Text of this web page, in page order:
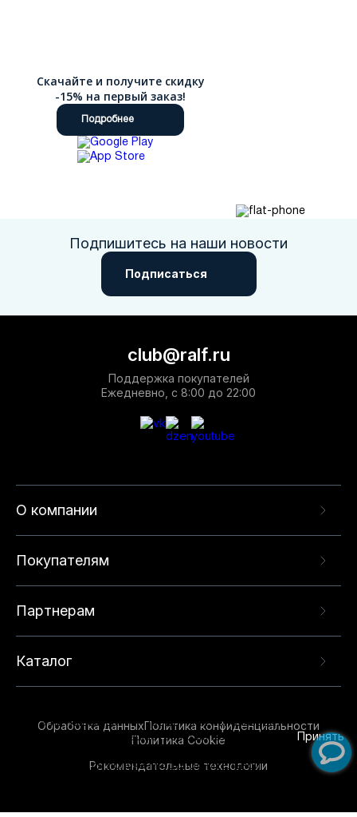
Скачайте и получите скидку
-15% на первый заказ!
Подробнее
Подпишитесь на наши новости
Подписаться
О компании
Покупателям
Партнерам
Каталог
club@ralf.ru
Поддержка покупателей
Ежедневно, с 8:00 до 22:00
Обработка данныхПолитика конфиденциальности
Политика Cookie
Рекомендательные технологии
опыта на нашем сайте. Продолжая использовать
данный сайт, вы соглашаетесь с использованием
технологий. Для получения дополнительной
Принять